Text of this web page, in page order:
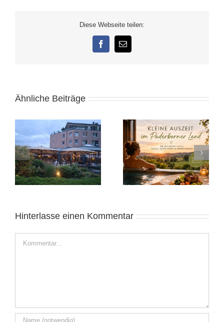
Diese Webseite teilen:
Facebook
E-
Mail
Ähnliche Beiträge
Kleine Auszeit in
Ostwestfalen
Alicante November
2025: Sonnige Auszeit
Hinterlasse einen Kommentar
Kommentar